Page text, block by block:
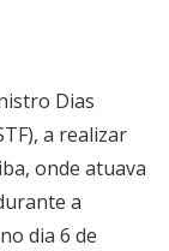
Dias
a realizar
onde atuava
a
dia 6 de